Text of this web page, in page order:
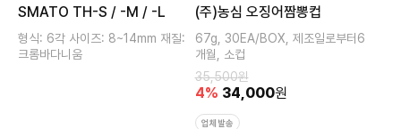
SMATO TH-S / -M / -L
형식: 6각 사이즈: 8~14mm 재질:
크롬바다니움
(주)농심 오징어짬뽕컵
67g, 30EA/BOX, 제조일로부터6
개월, 소컵
35,500원
4% 34,000원
업체발송